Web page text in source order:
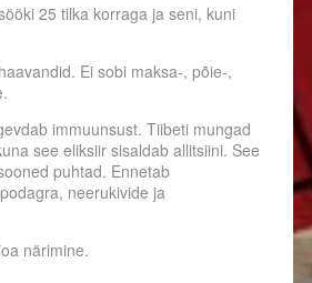
25 tilka korraga ja seni, kuni
Ei sobi maksa-, põie-,
immuunsust. Tiibeti mungad
see eliksiir sisaldab allitsiini. See
puhtad. Ennetab
neerukivide ja
närimine.